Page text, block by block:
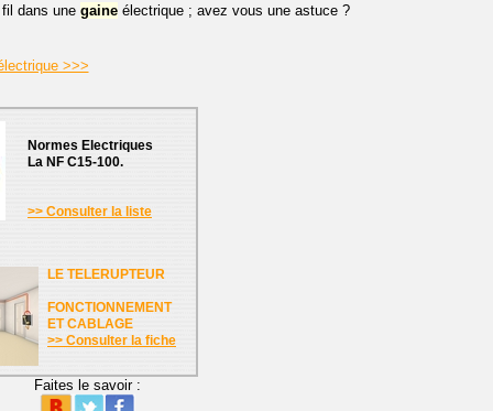
dans une gaine électrique ; avez vous une astuce ?
>>>
Normes Electriques
La NF C15-100.
>> Consulter la liste
LE TELERUPTEUR
FONCTIONNEMENT
ET CABLAGE
>> Consulter la fiche
Faites le savoir :